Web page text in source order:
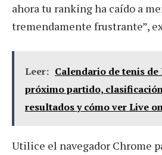
ahora tu ranking ha caído a
tremendamente frustrante”,
Leer: Calendario de tenis de
próximo partido,
resultados y cómo ver Live
Utilice el navegador Chrome